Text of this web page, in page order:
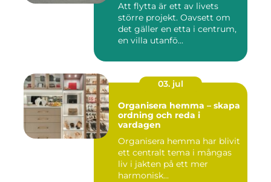
Att flytta är ett av livets
större projekt. Oavsett om
det gäller en etta i centrum,
en villa utanfö...
03. jul
Organisera hemma – skapa
ordning och reda i
vardagen
Organisera hemma har blivit
ett centralt tema i mångas
liv i jakten på ett mer
harmonisk...